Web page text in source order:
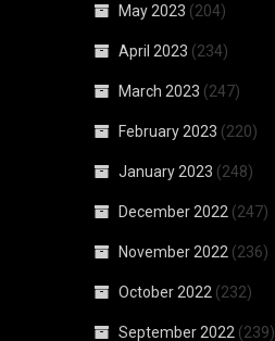
May 2023 (204)
April 2023 (234)
March 2023 (247)
February 2023 (220)
January 2023 (248)
December 2022 (247)
November 2022 (236)
October 2022 (232)
September 2022 (239)